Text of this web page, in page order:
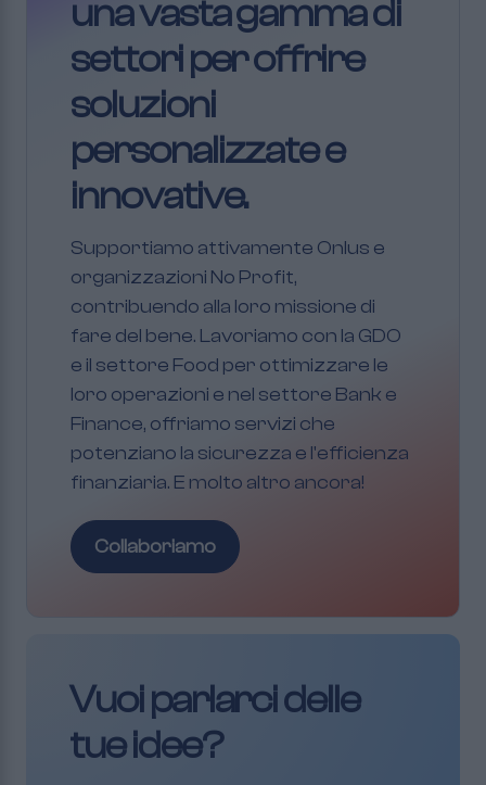
una vasta gamma di
settori per offrire
soluzioni
personalizzate e
innovative.
Supportiamo attivamente Onlus e
organizzazioni No Profit,
contribuendo alla loro missione di
fare del bene. Lavoriamo con la GDO
e il settore Food per ottimizzare le
loro operazioni e nel settore Bank e
Finance, offriamo servizi che
potenziano la sicurezza e l'efficienza
finanziaria. E molto altro ancora!
Collaboriamo
Vuoi parlarci delle
tue idee?